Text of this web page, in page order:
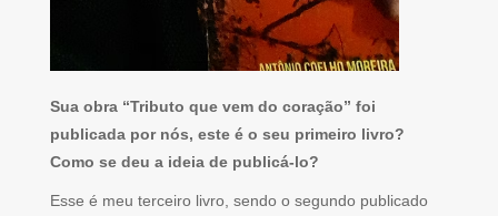
Sua obra “Tributo que vem do coração” foi
publicada por nós, este é o seu primeiro livro?
Como se deu a ideia de publicá-lo?
Esse é meu terceiro livro, sendo o segundo publicado